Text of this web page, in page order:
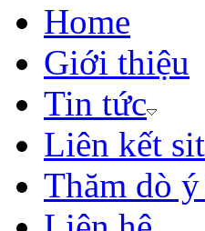
Home
Giới thiệu
Tin tức
Liên kết
Thăm dò